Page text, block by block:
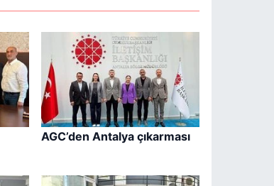
AGC’den Antalya çıkarması